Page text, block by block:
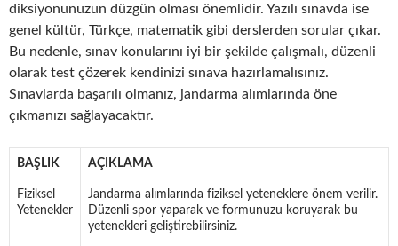
diksiyonunuzun düzgün olması önemlidir. Yazılı sınavda ise
genel kültür, Türkçe, matematik gibi derslerden sorular çıkar.
Bu nedenle, sınav konularını iyi bir şekilde çalışmalı, düzenli
olarak test çözerek kendinizi sınava hazırlamalısınız.
Sınavlarda başarılı olmanız, jandarma alımlarında öne
çıkmanızı sağlayacaktır.
BAŞLIK AÇIKLAMA
Fiziksel
Yetenekler
Jandarma alımlarında fiziksel yeteneklere önem verilir.
Düzenli spor yaparak ve formunuzu koruyarak bu
yetenekleri geliştirebilirsiniz.